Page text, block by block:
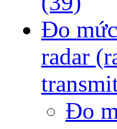
Đo
radar
Đo